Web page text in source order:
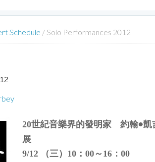
Schedule / Solo Performances 2012
20世紀音樂界的發明家 約翰•凱
展
9/12 （三） 10 ： 00～ 16 ： 00